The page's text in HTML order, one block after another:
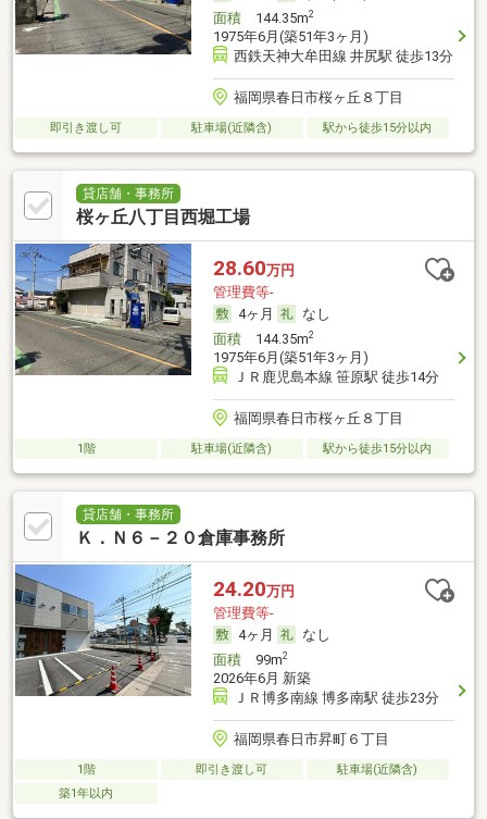
面積144.35m2
1975年6月(築51年3ヶ月)
西鉄天神大牟田線 井尻駅 徒歩13分
福岡県春日市桜ヶ丘８丁目
即引き渡し可 駐車場(近隣含) 駅から徒歩15分以内
貸店舗・事務所
桜ヶ丘八丁目西堀工場
28.60万円
管理費等-
4ヶ月
なし
面積144.35m2
1975年6月(築51年3ヶ月)
ＪＲ鹿児島本線 笹原駅 徒歩14分
福岡県春日市桜ヶ丘８丁目
1階 駐車場(近隣含) 駅から徒歩15分以内
貸店舗・事務所
Ｋ．Ｎ６－２０倉庫事務所
24.20万円
管理費等-
4ヶ月
なし
面積99m2
2026年6月 新築
ＪＲ博多南線 博多南駅 徒歩23分
福岡県春日市昇町６丁目
1階 即引き渡し可
駐車場(近隣含)
築1年以内